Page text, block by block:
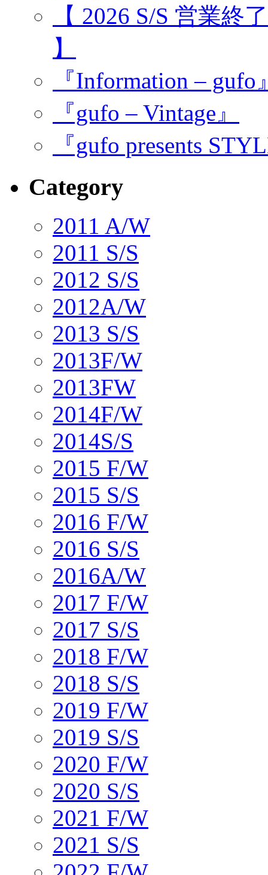
【 2026 S/S 営業終
】
『Information – gufo
『gufo – Vintage』
『gufo presents
Category
2011 A/W
2011 S/S
2012 S/S
2012A/W
2013 S/S
2013F/W
2013FW
2014F/W
2014S/S
2015 F/W
2015 S/S
2016 F/W
2016 S/S
2016A/W
2017 F/W
2017 S/S
2018 F/W
2018 S/S
2019 F/W
2019 S/S
2020 F/W
2020 S/S
2021 F/W
2021 S/S